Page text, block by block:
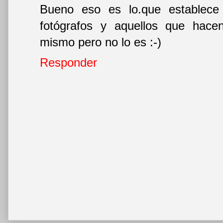
Bueno eso es lo.que
fotógrafos y aquellos que
mismo pero no lo es :-)
Responder